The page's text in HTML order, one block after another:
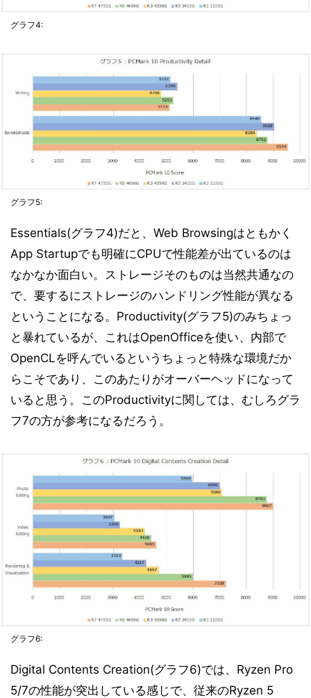
グラフ4:
グラフ5:
Essentials(グラフ4)だと、Web Browsingはともかく
App Startupでも明確にCPUで性能差が出ているのは
なかなか面白い。ストレージそのものは当然共通なの
で、要するにストレージのハンドリング性能が異なる
ということになる。Productivity(グラフ5)のみちょっ
と暴れているが、これはOpenOfficeを使い、内部で
OpenCLを呼んでいるというちょっと特殊な環境だか
らこそであり、このあたりがオーバーヘッドになって
いると思う。このProductivityに関しては、むしろグラ
フ7の方が参考になるだろう。
グラフ6:
Digital Contents Creation(グラフ6)では、Ryzen Pro
5/7の性能が突出している感じで、従来のRyzen 5